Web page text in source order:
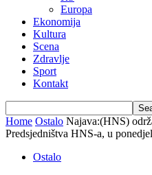
Europa
Ekonomija
Kultura
Scena
Zdravlje
Sport
Kontakt
Home Ostalo Najava:(HNS)
Predsjedništva HNS-a, u
Ostalo